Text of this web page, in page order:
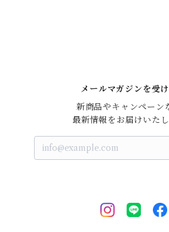
メールマガジンを受
新商品やキャンペーン
最新情報をお届けいたし